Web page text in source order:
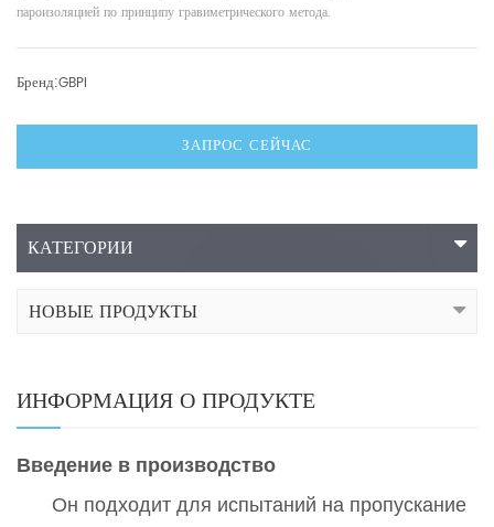
пароизоляцией по принципу гравиметрического метода.
Бренд:GBPI
ЗАПРОС СЕЙЧАС
КАТЕГОРИИ
НОВЫЕ ПРОДУКТЫ
ИНФОРМАЦИЯ О ПРОДУКТЕ
Введение в производство
Он подходит для испытаний на пропускание